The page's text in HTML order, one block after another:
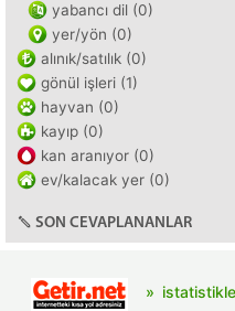
yabancı dil (0)
yer/yön (0)
alınık/satılık (0)
gönül işleri (1)
hayvan (0)
kayıp (0)
kan aranıyor (0)
ev/kalacak yer (0)
SON CEVAPLANANLAR